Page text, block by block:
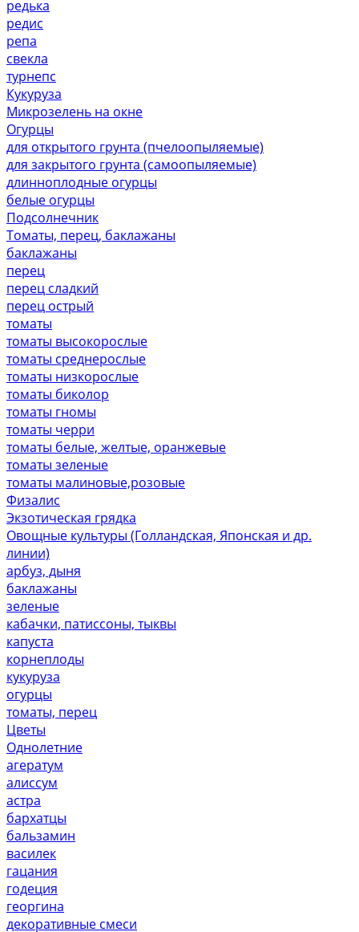
редька
редис
репа
свекла
турнепс
Кукуруза
Микрозелень на окне
Огурцы
для открытого грунта (пчелоопыляемые)
для закрытого грунта (самоопыляемые)
длинноплодные огурцы
белые огурцы
Подсолнечник
Томаты, перец, баклажаны
баклажаны
перец
перец сладкий
перец острый
томаты
томаты высокорослые
томаты среднерослые
томаты низкорослые
томаты биколор
томаты гномы
томаты черри
томаты белые, желтые, оранжевые
томаты зеленые
томаты малиновые,розовые
Физалис
Экзотическая грядка
Овощные культуры (Голландская, Японская и др.
линии)
арбуз, дыня
баклажаны
зеленые
кабачки, патиссоны, тыквы
капуста
корнеплоды
кукуруза
огурцы
томаты, перец
Цветы
Однолетние
агератум
алиссум
астра
бархатцы
бальзамин
василек
гацания
годеция
георгина
декоративные смеси